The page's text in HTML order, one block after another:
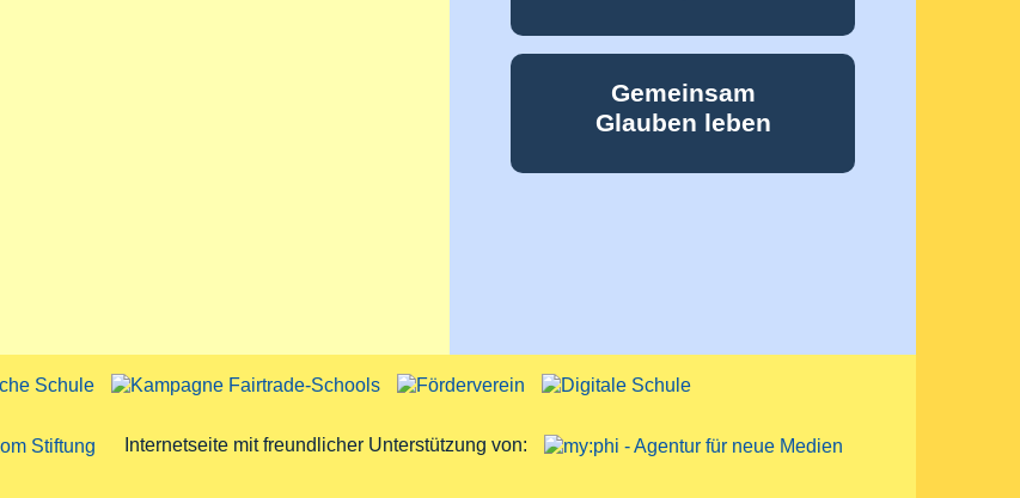
Gemeinsam
Glauben leben
Internetseite mit freundlicher Unterstützung von: